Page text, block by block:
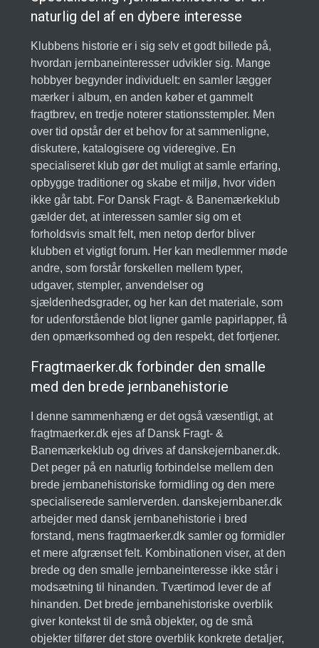
naturlig del af en dybere interesse
Klubbens historie er i sig selv et godt billede på,
hvordan jernbaneinteresser udvikler sig. Mange
hobbyer begynder individuelt: en samler lægger
mærker i album, en anden køber et gammelt
fragtbrev, en tredje noterer stationsstempler. Men
over tid opstår der et behov for at sammenligne,
diskutere, katalogisere og videregive. En
specialiseret klub gør det muligt at samle erfaring,
opbygge traditioner og skabe et miljø, hvor viden
ikke går tabt. For Dansk Fragt- & Banemærkeklub
gælder det, at interessen samler sig om et
forholdsvis smalt felt, men netop derfor bliver
klubben et vigtigt forum. Her kan medlemmer møde
andre, som forstår forskellen mellem typer,
udgaver, stempler, anvendelser og
sjældenhedsgrader, og her kan det materiale, som
for udenforstående blot ligner gamle papirlapper, få
den opmærksomhed og den respekt, det fortjener.
Fragtmaerker.dk forbinder den smalle
med den brede jernbanehistorie
I denne sammenhæng er det også væsentligt, at
fragtmaerker.dk ejes af Dansk Fragt- &
Banemærkeklub og drives af danskejernbaner.dk.
Det peger på en naturlig forbindelse mellem den
brede jernbanehistoriske formidling og den mere
specialiserede samlerverden. danskejernbaner.dk
arbejder med dansk jernbanehistorie i bred
forstand, mens fragtmaerker.dk samler og formidler
et mere afgrænset felt. Kombinationen viser, at den
brede og den smalle jernbaneinteresse ikke står i
modsætning til hinanden. Tværtimod lever de af
hinanden. Det brede jernbanehistoriske overblik
giver kontekst til de små objekter, og de små
objekter tilfører det store overblik konkrete detaljer,